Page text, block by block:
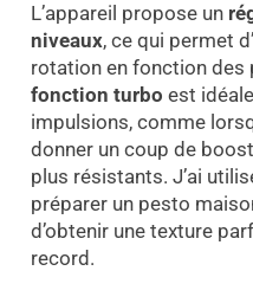
L’appareil propose un
niveaux, ce qui permet
rotation en fonction des
fonction turbo est
impulsions, comme
donner un coup de
plus résistants. J’ai
préparer un pesto
d’obtenir une texture
record.